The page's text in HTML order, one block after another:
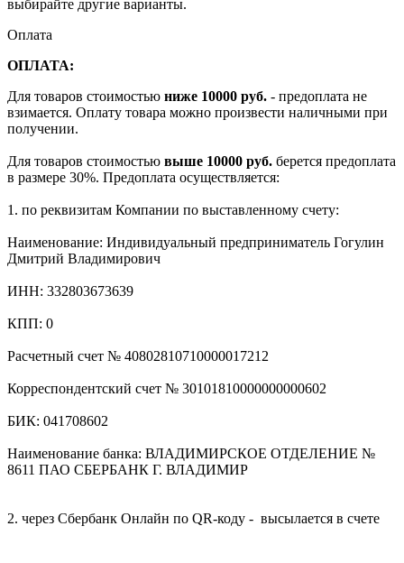
выбирайте другие варианты.
Оплата
ОПЛАТА:
Для товаров стоимостью ниже 10000 руб. - предоплата не
взимается. Оплату товара можно произвести наличными при
получении.
Для товаров стоимостью выше 10000 руб. берется предоплата
в размере 30%. Предоплата осуществляется:
1. по реквизитам Компании по выставленному счету:
Наименование: Индивидуальный предприниматель Гогулин
Дмитрий Владимирович
ИНН: 332803673639
КПП: 0
Расчетный счет № 40802810710000017212
Корреспондентский счет № 30101810000000000602
БИК: 041708602
Наименование банка: ВЛАДИМИРСКОЕ ОТДЕЛЕНИЕ №
8611 ПАО СБЕРБАНК Г. ВЛАДИМИР
2. через Сбербанк Онлайн по QR-коду - высылается в счете